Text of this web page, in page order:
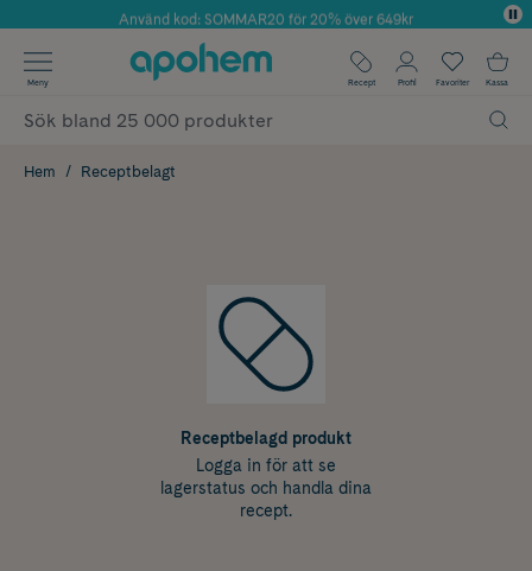
Årets Butik 2025 inom Skönhet
Använd kod: SOMMAR20 för 20% över 649kr
✓ Fri frakt
✓ Poäng på alla köp*
Meny Recept Profil Favoriter Kassa
Hem Receptbelagt
Receptbelagd produkt
Logga in för att se
lagerstatus och handla dina
recept.